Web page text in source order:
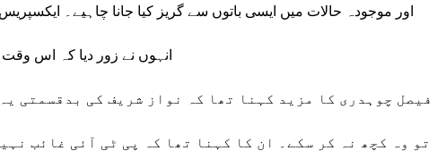
اور موجودہ حالات میں ایسی باتوں سے گریز کیا جانا چاہیے۔
انہوں نے زور دیا کہ اس
فیصل چوہدری کا مزید کہنا تھا کہ نواز شریف کی بدقسمتی
تو وہ کچھ نہ کر سکے۔ ان کا کہنا تھا کہ پی ٹی آئی غائب